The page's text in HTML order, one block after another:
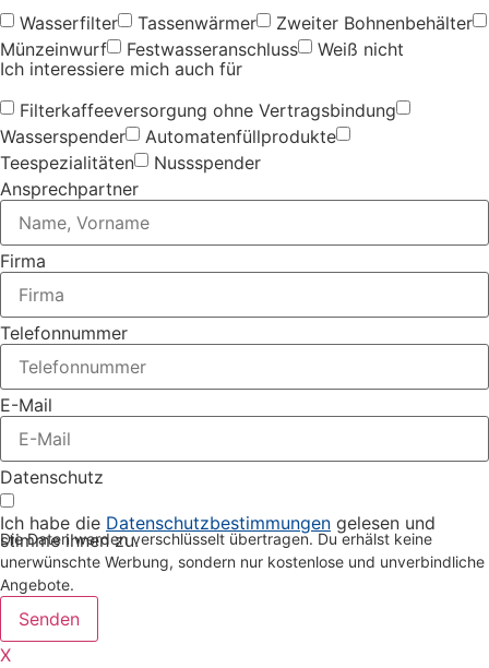
Wasserfilter
Tassenwärmer
Zweiter Bohnenbehälter
Münzeinwurf
Festwasseranschluss
Weiß nicht
Ich interessiere mich auch für
Filterkaffeeversorgung ohne Vertragsbindung
Wasserspender
Automatenfüllprodukte
Teespezialitäten
Nussspender
Ansprechpartner
Firma
Telefonnummer
E-Mail
Datenschutz
Ich habe die Datenschutzbestimmungen gelesen und
stimme ihnen zu.
Die Daten werden verschlüsselt übertragen. Du erhälst keine
unerwünschte Werbung, sondern nur kostenlose und unverbindliche
Angebote.
Senden
X